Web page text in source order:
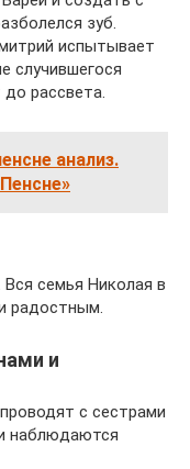
зуб.
испытывает
случившегося
рассвета.
анализ.
семья Николая в
радостным.
и
с сестрами
наблюдаются